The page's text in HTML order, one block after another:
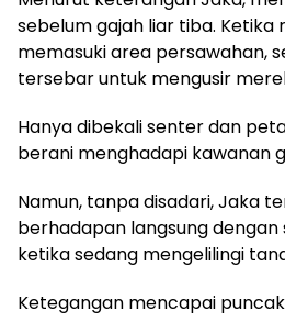
sebelum gajah liar tiba. Ketika
memasuki area persawahan,
tersebar untuk mengusir
Hanya dibekali senter dan
berani menghadapi kawanan
Namun, tanpa disadari, Jaka
berhadapan langsung dengan
ketika sedang mengelilingi
Ketegangan mencapai